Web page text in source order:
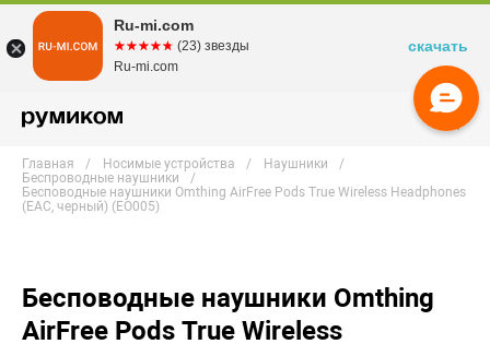
Главная Носимые устройства
Наушники
Беспроводные наушники
Бесповодные наушники Omthing AirFree Pods True Wireless Headphones
(EAC, черный) (EO005)
Бесповодные наушники Omthing
AirFree Pods True Wireless
Ru-mi.com
☆☆☆☆☆
★★★★★ (23) звезды
Ru-mi.com
скачать